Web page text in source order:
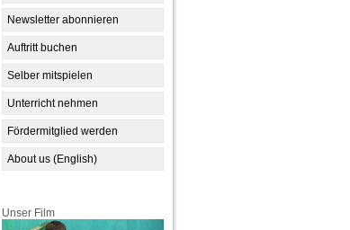
Newsletter abonnieren
Auftritt buchen
Selber mitspielen
Unterricht nehmen
Fördermitglied werden
About us (English)
Unser Film